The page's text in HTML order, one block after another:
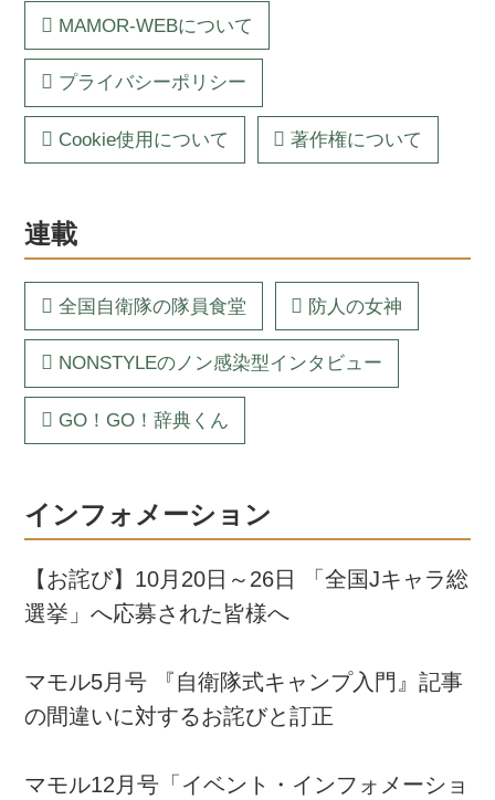
MAMOR-WEBについて
プライバシーポリシー
Cookie使用について 著作権について
連載
全国自衛隊の隊員食堂 防人の女神
NONSTYLEのノン感染型インタビュー
GO！GO！辞典くん
インフォメーション
【お詫び】10月20日～26日 「全国Jキャラ総
選挙」へ応募された皆様へ
マモル5月号 『自衛隊式キャンプ入門』記事
の間違いに対するお詫びと訂正
マモル12月号「イベント・インフォメーショ